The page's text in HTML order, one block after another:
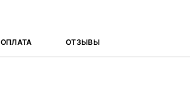
ОПЛАТА ОТЗЫВЫ